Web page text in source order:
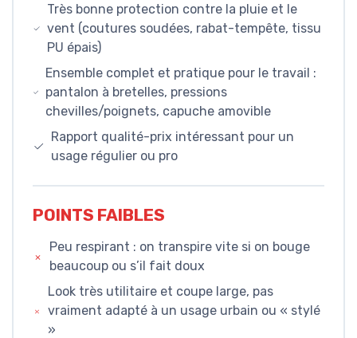
Très bonne protection contre la pluie et le
vent (coutures soudées, rabat-tempête, tissu
PU épais)
Ensemble complet et pratique pour le travail :
pantalon à bretelles, pressions
chevilles/poignets, capuche amovible
Rapport qualité-prix intéressant pour un
usage régulier ou pro
POINTS FAIBLES
Peu respirant : on transpire vite si on bouge
beaucoup ou s’il fait doux
Look très utilitaire et coupe large, pas
vraiment adapté à un usage urbain ou « stylé
»